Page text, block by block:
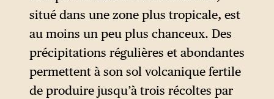
cet espace — qui pourrait
s’avérer plus ou moins fertile
et riche en ressources.
situé dans une zone plus tropicale, est
au moins un peu plus chanceux. Des
précipitations régulières et abondantes
permettent à son sol volcanique fertile
de produire jusqu’à trois récoltes par